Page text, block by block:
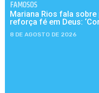
FAMOSOS
Mariana Rios fala
reforça fé em Deus:
8 DE AGOSTO DE 2026